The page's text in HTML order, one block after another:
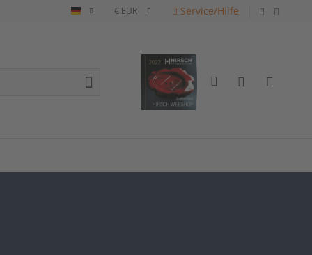
Deutsch Service/Hilfe